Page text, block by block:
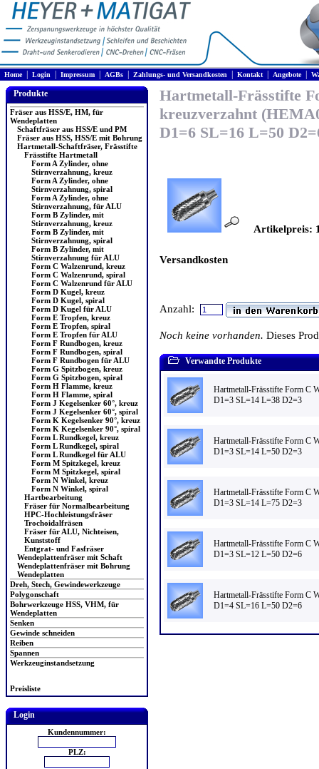
Home| Login Impressum AGBs Zahlungs- und Versandkosten Kontakt| Angebote|
Produkte
Fräser aus HSS/E, HM, für
Wendeplatten
Schaftfräser aus HSS/E und PM
Fräser aus HSS, HSS/E mit Bohrung
Hartmetall-Schaftfräser, Frässtifte
Frässtifte Hartmetall
Form A Zylinder, ohne
Stirnverzahnung, kreuz
Form A Zylinder, ohne
Stirnverzahnung, spiral
Form A Zylinder, ohne
Stirnverzahnung, für ALU
Form B Zylinder, mit
Stirnverzahnung, kreuz
Form B Zylinder, mit
Stirnverzahnung, spiral
Form B Zylinder, mit
Stirnverzahnung für ALU
Form C Walzenrund, kreuz
Form C Walzenrund, spiral
Form C Walzenrund für ALU
Form D Kugel, kreuz
Form D Kugel, spiral
Form D Kugel für ALU
Form E Tropfen, kreuz
Form E Tropfen, spiral
Form E Tropfen für ALU
Form F Rundbogen, kreuz
Form F Rundbogen, spiral
Form F Rundbogen für ALU
Form G Spitzbogen, kreuz
Form G Spitzbogen, spiral
Form H Flamme, kreuz
Form H Flamme, spiral
Form J Kegelsenker 60°, kreuz
Form J Kegelsenker 60°, spiral
Form K Kegelsenker 90°, kreuz
Form K Kegelsenker 90°, spiral
Form L Rundkegel, kreuz
Form L Rundkegel, spiral
Form L Rundkegel für ALU
Form M Spitzkegel, kreuz
Form M Spitzkegel, spiral
Form N Winkel, kreuz
Form N Winkel, spiral
Hartbearbeitung
Fräser für Normalbearbeitung
HPC-Hochleistungsfräser
Trochoidalfräsen
Fräser für ALU, Nichteisen,
Kunststoff
Entgrat- und Fasfräser
Wendeplattenfräser mit Schaft
Wendeplattenfräser mit Bohrung
Wendeplatten
Dreh, Stech, Gewindewerkzeuge
Polygonschaft
Bohrwerkzeuge HSS, VHM, für
Wendeplatten
Senken
Gewinde schneiden
Reiben
Spannen
Werkzeuginstandsetzung
Preisliste
Login
Kundennummer:
PLZ:
Hartmetall-Frässtifte
kreuzverzahnt
D1=6 SL=16 L=50
Artikelpreis:
Versandkosten
Anzahl:
Noch keine vorhanden. Dieses
Verwandte Produkte
Hartmetall-Frässtifte Form C
D1=3 SL=14 L=38 D2=3
Hartmetall-Frässtifte Form C
D1=3 SL=14 L=50 D2=3
Hartmetall-Frässtifte Form C
D1=3 SL=14 L=75 D2=3
Hartmetall-Frässtifte Form C
D1=3 SL=12 L=50 D2=6
Hartmetall-Frässtifte Form C
D1=4 SL=16 L=50 D2=6